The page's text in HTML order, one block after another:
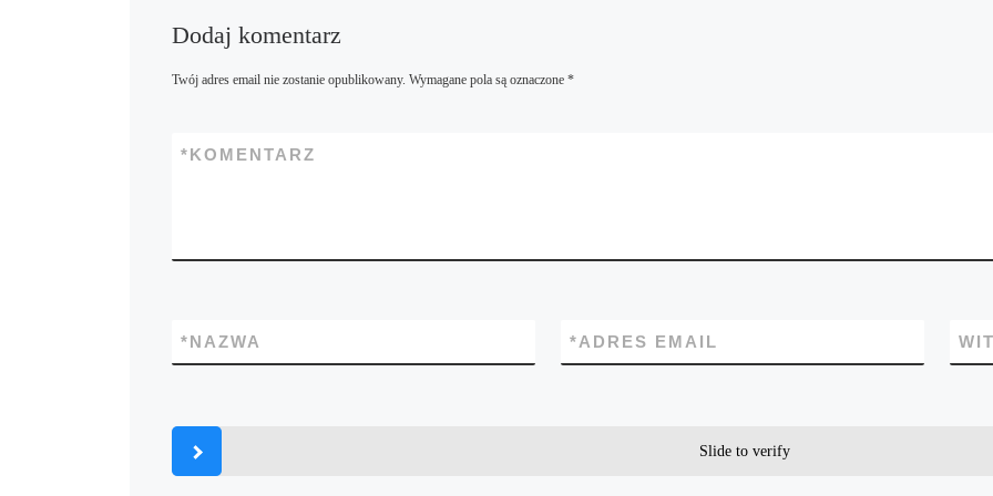
Dodaj komentarz
Twój adres email nie zostanie opublikowany. Wymagane pola są oznaczone *
KOMENTARZ
*
NAZWA
* ADRES EMAIL
*
Slide to verify